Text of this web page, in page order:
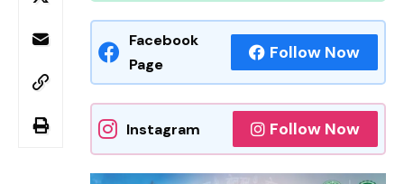
Facebook
Page
Follow Now
Instagram Follow Now